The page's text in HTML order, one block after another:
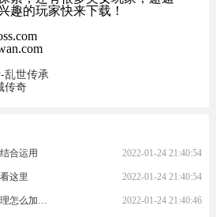
趣的玩家快来下载！
乱世传承
传奇
合运用 2022-01-24 21:40:54
这里 2022-01-24 21:40:54
2022-01-24 21:40:46